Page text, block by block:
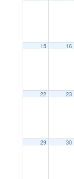
15 16
22 23
29 30